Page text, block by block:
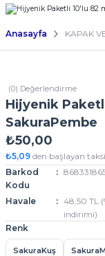
Anasayfa KAPAK
(0) Değerlendirme
Hijyenik
SakuraPembe
₺50,00
₺5,09 den başlayan
Barkod
Kodu
Havale
48,50 TL
indirimi)
Renk
SakuraKuş